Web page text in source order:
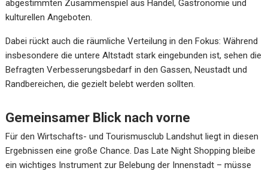
abgestimmten Zusammenspiel aus Handel, Gastronomie und
kulturellen Angeboten.
Dabei rückt auch die räumliche Verteilung in den Fokus: Während
insbesondere die untere Altstadt stark eingebunden ist, sehen die
Befragten Verbesserungsbedarf in den Gassen, Neustadt und
Randbereichen, die gezielt belebt werden sollten.
Gemeinsamer Blick nach vorne
Für den Wirtschafts- und Tourismusclub Landshut liegt in diesen
Ergebnissen eine große Chance. Das Late Night Shopping bleibe
ein wichtiges Instrument zur Belebung der Innenstadt – müsse